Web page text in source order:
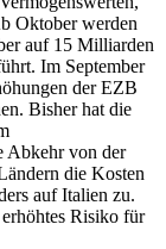
Oktober werden
auf 15 Milliarden
Im September
der EZB
Bisher hat die
Abkehr von der
die Kosten
auf Italien zu.
Risiko für